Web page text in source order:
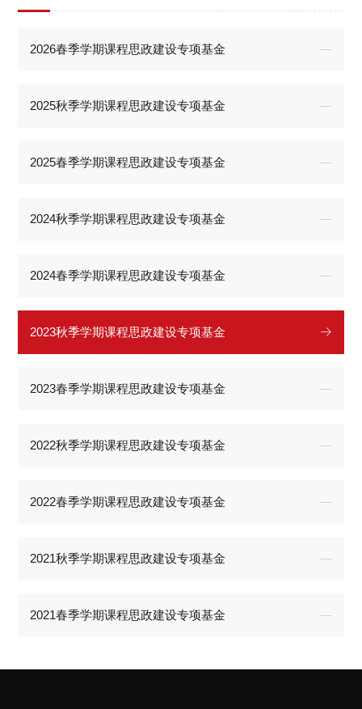
2026春季学期课程思政建设专项基金
2025秋季学期课程思政建设专项基金
2025春季学期课程思政建设专项基金
2024秋季学期课程思政建设专项基金
2024春季学期课程思政建设专项基金
2023秋季学期课程思政建设专项基金
2023春季学期课程思政建设专项基金
2022秋季学期课程思政建设专项基金
2022春季学期课程思政建设专项基金
2021秋季学期课程思政建设专项基金
2021春季学期课程思政建设专项基金